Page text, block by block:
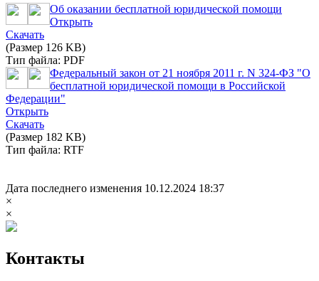
Об оказании бесплатной юридической помощи
Открыть
Скачать
(Размер 126 KB)
Тип файла: PDF
Федеральный закон от 21 ноября 2011 г. N 324-ФЗ "О
бесплатной юридической помощи в Российской
Федерации"
Открыть
Скачать
(Размер 182 KB)
Тип файла: RTF
Дата последнего изменения 10.12.2024 18:37
×
×
Контакты